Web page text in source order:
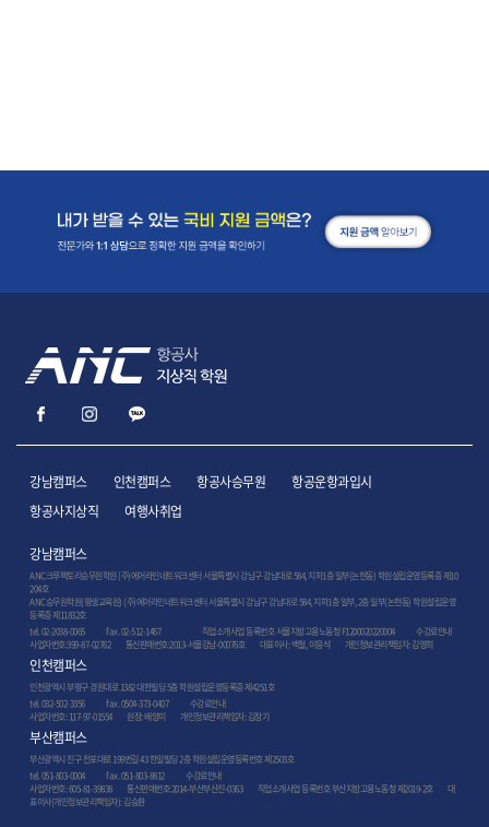
강남캠퍼스 인천캠퍼스 항공사승무원
항공운항과입시
항공사지상직
여행사취업
강남캠퍼스
ANC크루팩토리승무원학원 (주)에어라인네트워크센터 서울특별시 강남구 강남대로 584, 지하1층 일부(논현동) 학원설립운영등록증 제10
204호
ANC승무원학원(평생교육원) (주)에어라인네트워크센터 서울특별시 강남구 강남대로 584, 지하1층 일부, 2층 일부(논현동) 학원설립운영
등록증 제11832호
tel. 02-2038-0065
fax. 02-512-1467 직업소개사업 등록번호 서울지방고용노동청 F1200020220004
수강료안내
사업자번호:399-87-02762 통신판매번호:2013-서울강남-00076호 대표이사: 백철, 이응석 개인정보관리책임자: 김영희
인천캠퍼스
인천광역시 부평구 경원대로 1382 대한빌딩 5층 학원설립운영등록증 제4251호
tel. 032-502-3356
fax. 0504-373-0407
수강료안내
사업자번호: 117-97-01554 원장: 배양미 개인정보관리책임자: 김장기
부산캠퍼스
부산광역시 진구 전포대로 199번길 43 한일빌딩 2층 학원설립운영등록번호 제2503호
tel. 051-803-0004
fax. 051-803-8812
수강료안내
사업자번호: 605-81-39838 통신판매번호:2014-부산부산진-0363 직업소개사업 등록번호 부산지방고용노동청 제2019-2호 대
표이사(개인정보관리책임자): 김승환